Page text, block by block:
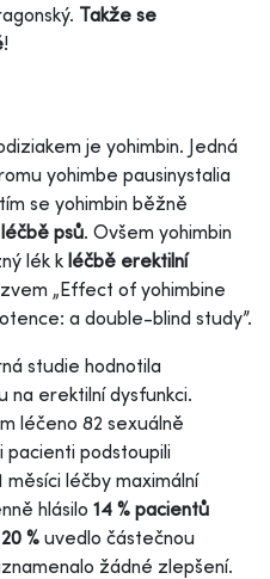
Takže se
!
je yohimbin. Jedná
yohimbe pausinystalia
se yohimbin běžně
psů. Ovšem yohimbin
lék k léčbě erektilní
„Effect of yohimbine
a double-blind study”.
studie hodnotila
na erektilní dysfunkci.
léčeno 82 sexuálně
pacienti podstoupili
léčby maximální
hlásilo 14 % pacientů
20 % uvedlo částečnou
žádné zlepšení.